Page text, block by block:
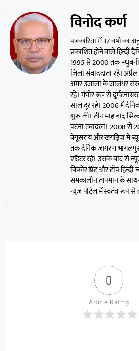
विनोद कर्ण
पत्रकारिता में 37 वर्षों का
प्रकाशित होने वाले हिन्दी
1995 से 2000 तक
जिला संवाददाता रहे।
अमर उजाला के जालंधर
रहे। गंभीर रूप से
साल दूर रहे। 2006 में
शुरू की। तीन माह बाद
पटना तबादला। 2008 से
बेगूसराय और खगड़िया में
तक दैनिक जागरण
एडिटर रहे। उसके बाद से
बिफोर प्रिंट और टॉप
समकालीन तापमान के
न्यूज पोर्टल में स्वतंत्र रूप से
0
Article Rating